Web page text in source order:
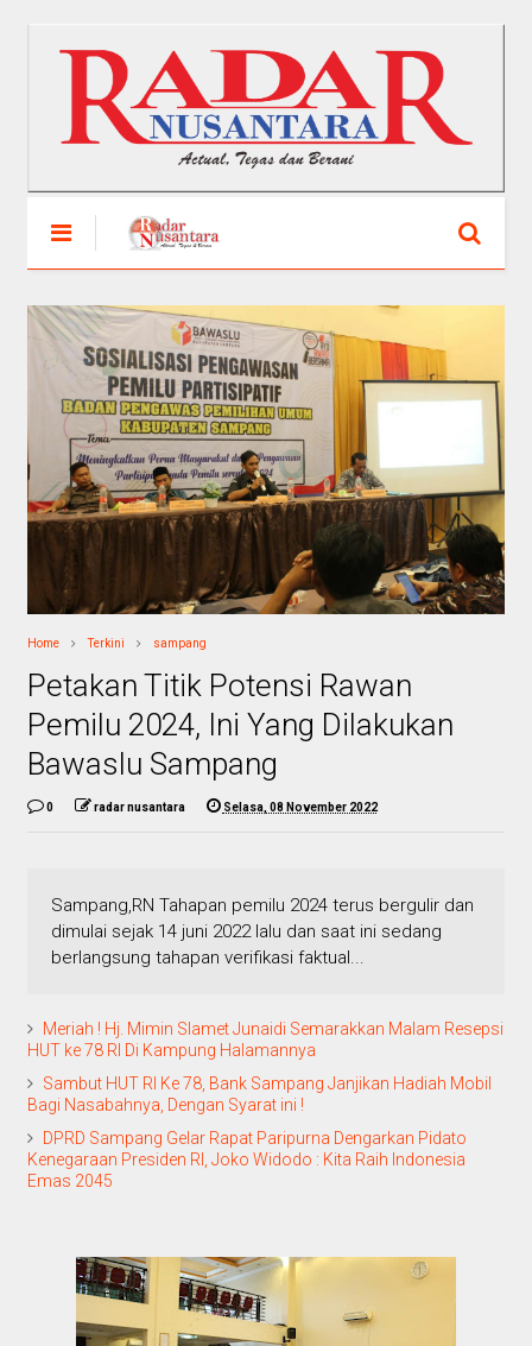
Home Terkini sampang
Petakan Titik Potensi Rawan
Pemilu 2024, Ini Yang Dilakukan
Bawaslu Sampang
0 radar nusantara Selasa, 08 November 2022
Sampang,RN Tahapan pemilu 2024 terus bergulir dan
dimulai sejak 14 juni 2022 lalu dan saat ini sedang
berlangsung tahapan verifikasi faktual...
Meriah ! Hj. Mimin Slamet Junaidi Semarakkan Malam Resepsi
HUT ke 78 RI Di Kampung Halamannya
Sambut HUT RI Ke 78, Bank Sampang Janjikan Hadiah Mobil
Bagi Nasabahnya, Dengan Syarat ini !
DPRD Sampang Gelar Rapat Paripurna Dengarkan Pidato
Kenegaraan Presiden RI, Joko Widodo : Kita Raih Indonesia
Emas 2045